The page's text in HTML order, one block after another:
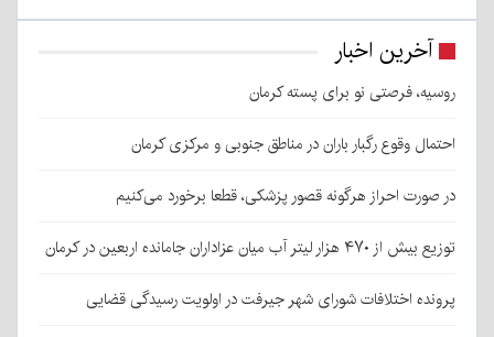
آخرین اخبار
روسیه، فرصتی نو برای پسته کرمان
احتمال وقوع رگبار باران در مناطق جنوبی و مرکزی کرمان
در صورت احراز هرگونه قصور پزشکی، قطعا برخورد می‌کنیم
توزیع بیش از ۴۷۰ هزار لیتر آب میان عزاداران جامانده اربعین در کرمان
پرونده اختلافات شورای شهر جیرفت در اولویت رسیدگی قضایی